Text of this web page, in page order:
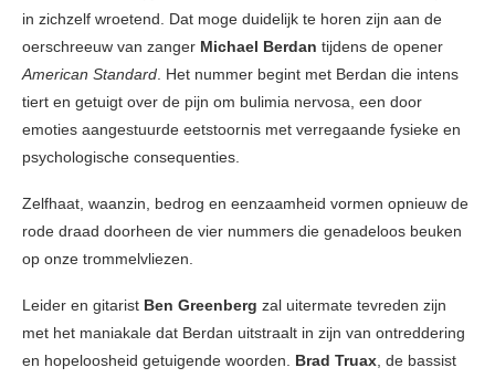
in zichzelf wroetend. Dat moge duidelijk te horen zijn aan de
oerschreeuw van zanger Michael Berdan tijdens de opener
American Standard. Het nummer begint met Berdan die intens
tiert en getuigt over de pijn om bulimia nervosa, een door
emoties aangestuurde eetstoornis met verregaande fysieke en
psychologische consequenties.
Zelfhaat, waanzin, bedrog en eenzaamheid vormen opnieuw de
rode draad doorheen de vier nummers die genadeloos beuken
op onze trommelvliezen.
Leider en gitarist Ben Greenberg zal uitermate tevreden zijn
met het maniakale dat Berdan uitstraalt in zijn van ontreddering
en hopeloosheid getuigende woorden. Brad Truax, de bassist